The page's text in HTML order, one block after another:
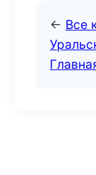
← Все